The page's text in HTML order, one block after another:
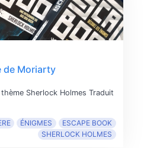
de Moriarty
Sherlock Holmes Traduit
ÉNIGMES
ESCAPE BOOK
SHERLOCK HOLMES